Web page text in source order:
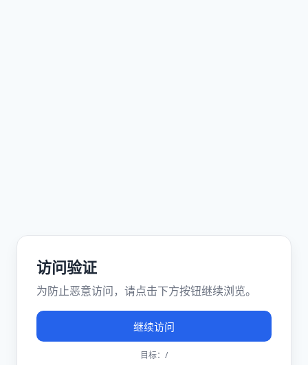
访问验证
为防止恶意访问，请点击下方按钮继续浏览。
继续访问
目标： /